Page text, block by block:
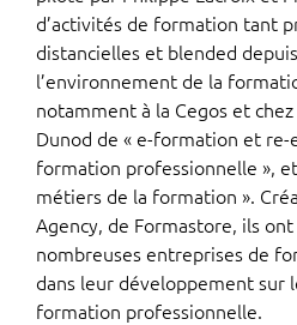
d’activités de formation tant
distancielles et blended
l’environnement de la
notamment à la Cegos et
Dunod de « e-formation et
formation professionnelle »,
métiers de la formation ».
Agency, de Formastore, ils
nombreuses entreprises de
dans leur développement sur
formation professionnelle.